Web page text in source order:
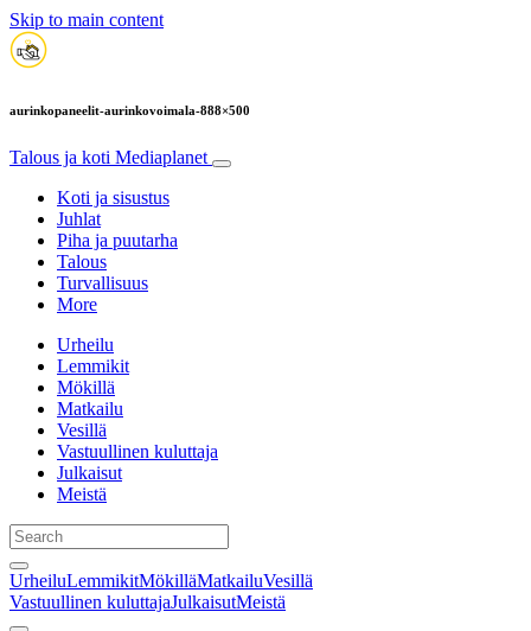
Skip to main content
aurinkopaneelit-aurinkovoimala-888×500
Talous ja koti Mediaplanet
Koti ja sisustus
Juhlat
Piha ja puutarha
Talous
Turvallisuus
More
Urheilu
Lemmikit
Mökillä
Matkailu
Vesillä
Vastuullinen kuluttaja
Julkaisut
Meistä
UrheiluLemmikitMökilläMatkailuVesillä
Vastuullinen kuluttajaJulkaisutMeistä